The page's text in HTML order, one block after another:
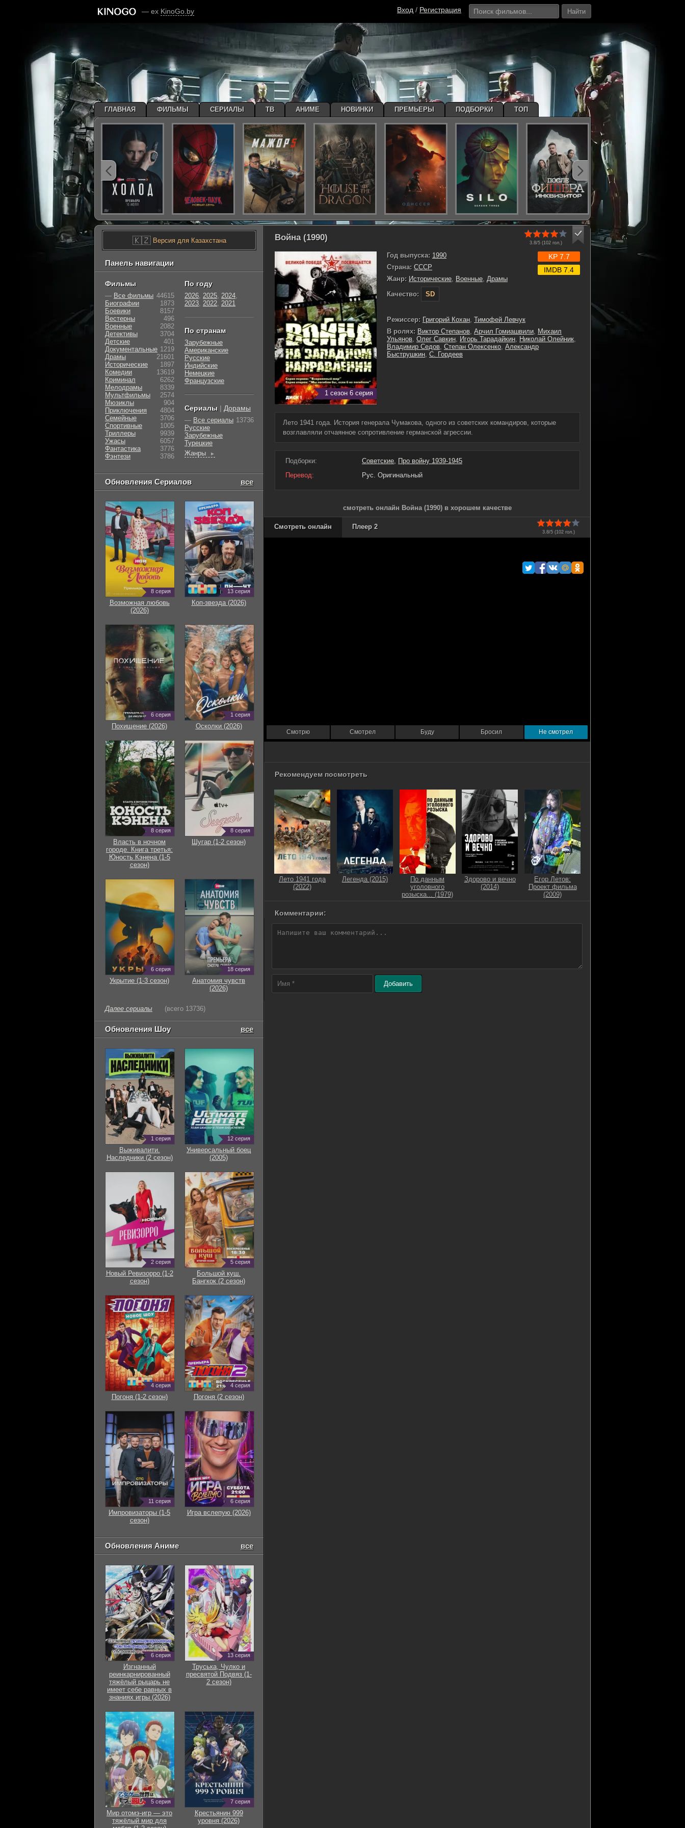
— ex KinoGo.by Вход / Регистрация Найти
Война (1990)
3.8/5 (102гол.)
1 сезон 6 серия
Год выпуска: 1990
Страна: СССР
Жанр: Исторические, Военные, Драмы
Качество:
SD
KP 7.7
IMDB 7.4
Режиссер: Григорий Кохан, Тимофей Левчук
В ролях: Виктор Степанов, Арчил Гомиашвили, Михаил
Ульянов, Олег Савкин, Игорь Тарадайкин, Николай Олейник,
Владимир Седов, Степан Олексенко, Александр
Быструшкин, С. Гордеев
Лето 1941 года. История генерала Чумакова, одного из советских командиров, которые
возглавляли отчаянное сопротивление германской агрессии.
Подборки: Советские, Про войну 1939-1945
Перевод:
Рус. Оригинальный
смотреть онлайн Война (1990) в хорошем качестве
3.8/5 (102гол.)
Смотреть онлайн Плеер 2
Смотрю Смотрел Буду Бросил Не смотрел
Рекомендуем посмотреть
Лето 1941 года
(2022)
Легенда (2015)
По данным
уголовного
розыска... (1979)
Здорово и вечно
(2014)
Егор Летов:
Проект фильма
(2009)
Комментарии:
Добавить
🇰🇿Версия для Казахстана
Панель навигации
Фильмы
— Все фильмы 44615
Биографии
1873
Боевики
8157
Вестерны
496
Военные
2082
Детективы
3704
Детские
401
Документальные 1219
Драмы
21601
Исторические
1897
Комедии
13619
Криминал
6262
Мелодрамы
8339
Мультфильмы
2574
Мюзиклы
904
Приключения
4804
Семейные
3706
Cпортивные
1005
Триллеры
9939
Ужасы
6057
Фантастика
3776
Фэнтези
3786
По году
2026, 2025, 2024,
2023, 2022, 2021
По странам
Зарубежные
Американские
Русские
Индийские
Немецкие
Французские
Сериалы | Дорамы
— Все сериалы 13736
Русские
Зарубежные
Турецкие
Жанры
►
Обновления Сериалов все
8 серия
Возможная любовь
(2026)
13 серия
Коп-звезда (2026)
6 серия
Похищение (2026)
1 серия
Осколки (2026)
8 серия
Власть в ночном
городе. Книга третья:
Юность Кэнена (1-5
сезон)
8 серия
Шугар (1-2 сезон)
6 серия
Укрытие (1-3 сезон)
18 серия
Анатомия чувств
(2026)
Далее сериалы (всего 13736)
Обновления Шоу все
1 серия
Выживалити.
Наследники (2 сезон)
12 серия
Универсальный боец
(2005)
2 серия
Новый Ревизорро (1-2
сезон)
5 серия
Большой куш.
Бангкок (2 сезон)
4 серия
Погоня (1-2 сезон)
4 серия
Погоня (2 сезон)
11 серия
Импровизаторы (1-5
сезон)
6 серия
Игра вслепую (2026)
Обновления Аниме все
6 серия
Изгнанный
реинкарнированный
тяжёлый рыцарь не
имеет себе равных в
знаниях игры (2026)
13 серия
Труська, Чулко и
пресвятой Подвяз (1-
2 сезон)
5 серия
Мир отомэ-игр — это
тяжёлый мир для
7 серия
Крестьянин 999
уровня (2026)
ГЛАВНАЯ ФИЛЬМЫ СЕРИАЛЫ ТВ АНИМЕ НОВИНКИ ПРЕМЬЕРЫ ПОДБОРКИ ТОП